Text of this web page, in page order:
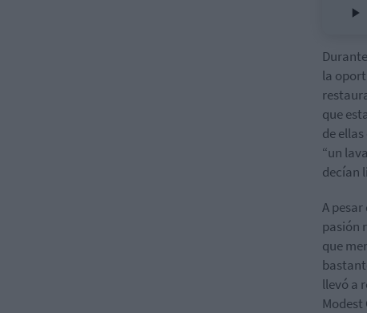
la
que
de
“un
decían
A
pasión
que
llevó a
Modest